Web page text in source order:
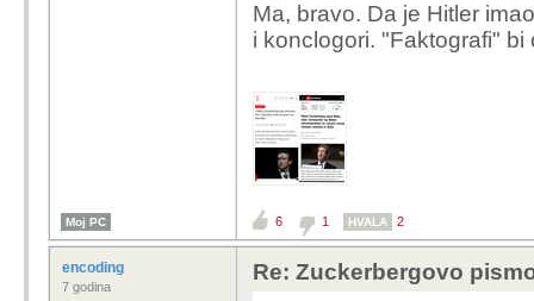
Ma, bravo. Da je Hitler
i konclogori. "Faktografi"
Moj PC 6 1 HVALA 2
encoding
7 godina
Re: Zuckerbergovo